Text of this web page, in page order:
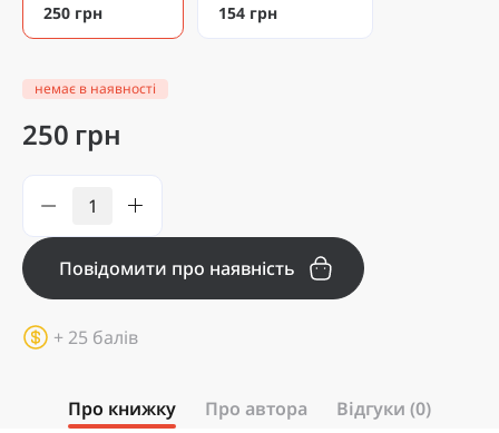
250 грн
154 грн
немає в наявності
250 грн
Повідомити про наявність
+ 25 балів
Про книжку Про автора Відгуки (0)